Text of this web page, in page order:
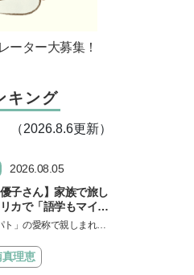
ーター大募集！
キング
（2026.8.6更新）
2026.08.05
優子さん】家族で旅し
カで「語学もマイン
子どもの成長はすごか
パトロール ザ・ダイ
ビー』ではあきらめ
ト」の愛称で親しまれる
シリーズ第3弾、映画『パ
ロール ザ…
理恵